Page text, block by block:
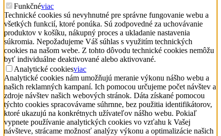
Funkčnéviac
Technické cookies sú nevyhnutné pre správne fungovanie webu a
všetkých funkcií, ktoré ponúka. Sú zodpovedné za uchovávanie
produktov v košíku, nákupný proces a ukladanie nastavenia
súkromia. Nepožadujeme Váš súhlas s využitím technických
cookies na našom webe. Z tohto dôvodu technické cookies nemôžu
byť individuálne deaktivované alebo aktivované.
Analytické cookiesviac
Analytické cookies nám umožňujú meranie výkonu nášho webu a
našich reklamných kampaní. Ich pomocou určujeme počet návštev a
zdroje návštev našich webových stránok. Dáta získané pomocou
týchto cookies spracovávame súhrnne, bez použitia identifikátorov,
ktoré ukazujú na konkrétnych užívateľov nášho webu. Pokiaľ
vypnete používanie analytických cookies vo vzťahu k Vašej
návšteve, strácame možnosť analýzy výkonu a optimalizácie našich